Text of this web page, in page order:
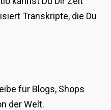
Transkripte, die Du
für Blogs, Shops
der Welt.